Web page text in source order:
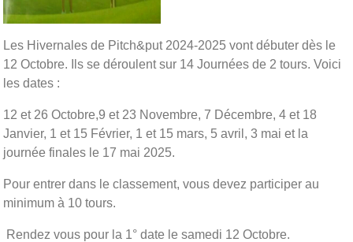
Les Hivernales de Pitch&put 2024-2025 vont débuter dès le
12 Octobre. Ils se déroulent sur 14 Journées de 2 tours. Voici
les dates :
12 et 26 Octobre,9 et 23 Novembre, 7 Décembre, 4 et 18
Janvier, 1 et 15 Février, 1 et 15 mars, 5 avril, 3 mai et la
journée finales le 17 mai 2025.
Pour entrer dans le classement, vous devez participer au
minimum à 10 tours.
Rendez vous pour la 1° date le samedi 12 Octobre.